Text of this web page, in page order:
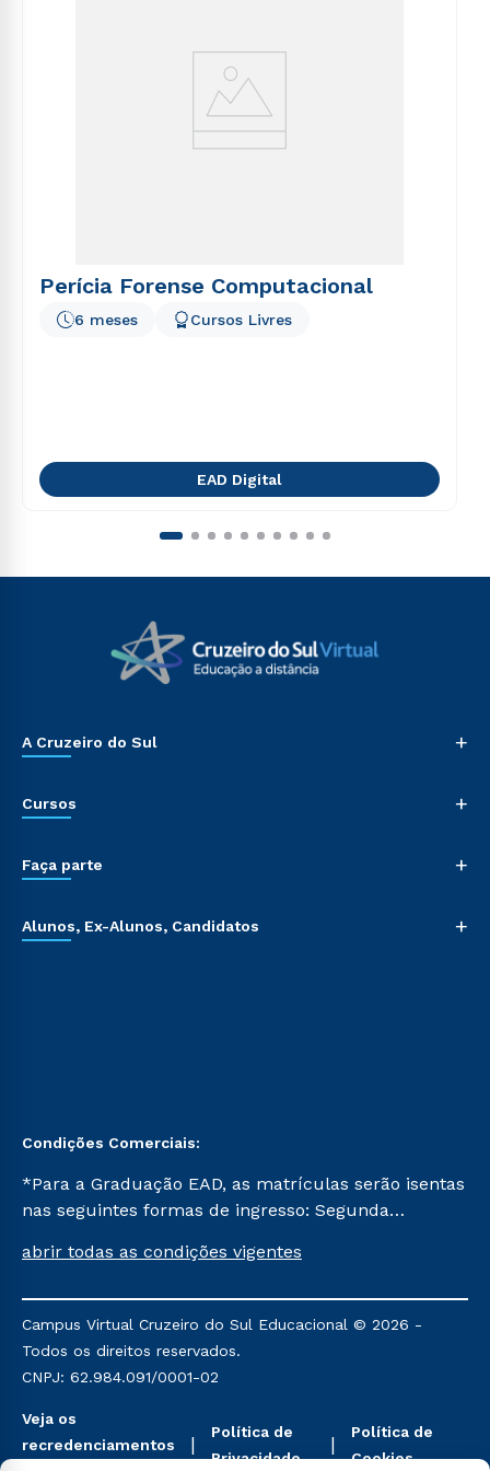
Perícia Forense Computacional
6 meses Cursos Livres
EAD Digital
A Cruzeiro do Sul +
Cursos +
Faça parte +
Alunos, Ex-Alunos, Candidatos +
Condições Comerciais:
*Para a Graduação EAD, as matrículas serão isentas
nas seguintes formas de ingresso: Segunda
Já para as demais, a taxa de matrícula será de R$
mencionadas são referentes aos cursos: Ensino
Religioso, Geografia para a Docência e Metodologia
do Ensino de História: Questões Atuais.
abrir todas as condições vigentes
Campus Virtual Cruzeiro do Sul Educacional © 2026 -
Todos os direitos reservados.
CNPJ: 62.984.091/0001-02
Veja os
recredenciamentos
Política de
Privacidade
Política de
Cookies